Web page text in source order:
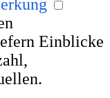
Einblicke